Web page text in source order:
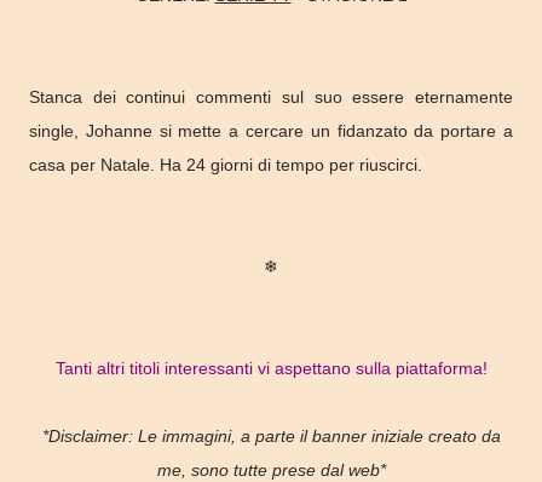
Stanca dei continui commenti sul suo essere eternamente
single, Johanne si mette a cercare un fidanzato da portare a
casa per Natale. Ha 24 giorni di tempo per riuscirci.
❄
Tanti altri titoli interessanti vi aspettano sulla piattaforma!
*Disclaimer: Le immagini, a parte il banner iniziale creato da
me, sono tutte prese dal web*